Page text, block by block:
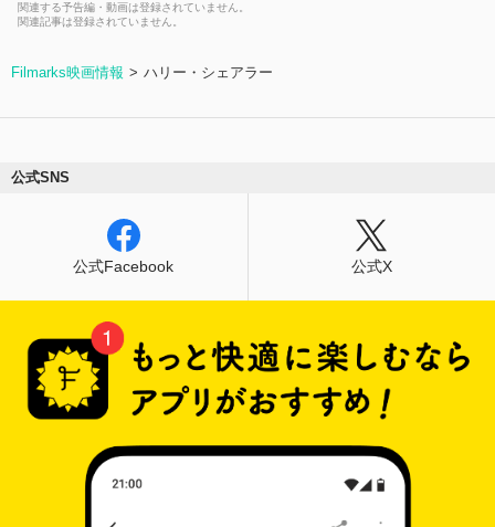
関連する予告編・動画は登録されていません。
関連記事は登録されていません。
Filmarks映画情報 ハリー・シェアラー
公式SNS
公式Facebook 公式X